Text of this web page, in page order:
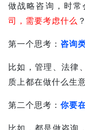
做战略咨询，时
司，需要考虑什么
第一个思考： 咨询
比如，管理、法律
质上都在做什么生
第二个思考： 你要
比如，都是做咨询